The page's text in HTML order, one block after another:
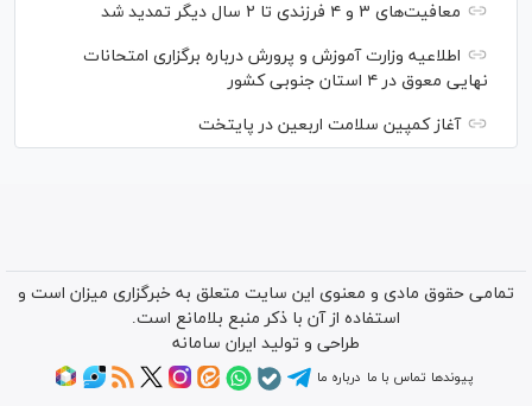
معافیت‌های ۳ و ۴ فرزندی تا ۲ سال دیگر تمدید شد
اطلاعیه وزارت آموزش و پرورش درباره برگزاری امتحانات
نهایی معوق در ۴ استان جنوبی کشور
آغاز کمپین سلامت اربعین در پایتخت
تمامی حقوق مادی و معنوی این سایت متعلق به خبرگزاری میزان است و
استفاده از آن با ذکر منبع بلامانع است.
طراحی و تولید ایران سامانه
پیوندها تماس با ما درباره ما